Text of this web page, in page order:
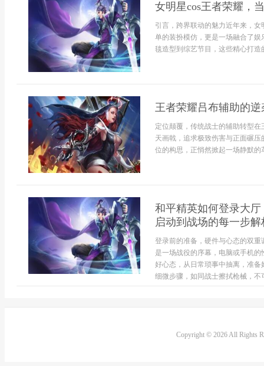
女明星cos王者荣耀，
引言，跨界联动的魅力近年来，
单的装扮模仿，更是一场融合了
毯造型到综艺节目，这些精心打造
王者荣耀吕布辅助的
定位颠覆，传统战士的辅助转型
天画戟，追求极致伤害与正面碾
位的构思，正悄然掀起一场静默的
和平精英如何登录大
启动到战场的每一步解
登录前的准备，硬件与心态的双
是一场战役的序幕，电脑或手机
好心态，从日常琐事中抽离，准
细微步骤，如同战士擦拭枪械，
Copyright © 2026 All Rights